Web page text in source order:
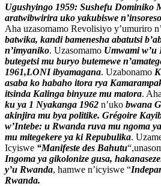
Ugushyingo 1959: Sushefu Dominiko
aratwibwirira uko yakubiswe
Aha uzasomamo Revolisiyo y’umuriro
batwika, kandi bamenesha abatutsi
n’imyaniko. Uzasomamo Umwami
butegetsi mu buryo butemewe
1961,LONI ibyamagana. Uzabonamo
asaba ko habaho itora rya
itsinda Kalinga binyuze mu matora.
ku ya 1 Nyakanga 1962 n’uko bwana
akinjira mu bya politike. Grégoire
w’Intebe: u Rwanda ruva mu ngoma
mu mitegekere ya ki Repubulika.
Icyiswe “Manifeste des Bahutu
Ingoma ya gikolonize gusa,
y’u Rwanda, hamwe n’icyiswe “
Rwanda.